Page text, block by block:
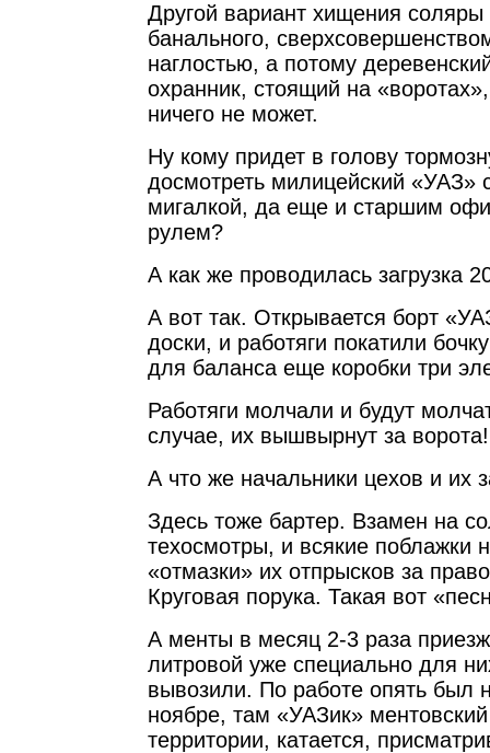
Другой вариант хищения соляры
банального,
наглостью, а потому
охранник, стоящий на
ничего не может.
Ну кому придет в голову
досмотреть милицейский «УАЗ»
мигалкой, да еще и старшим
рулем?
А как же проводилась загрузка
А вот так. Открывается борт
доски, и работяги покатили
для баланса еще коробки три
Работяги молчали и будут
случае, их вышвырнут за ворота!
А что же начальники цехов и их
Здесь тоже бартер. Взамен на
техосмотры, и всякие поблажки
«отмазки» их отпрысков за
Круговая порука. Такая вот
А менты в месяц 2-3 раза
литровой уже специально для
вывозили. По работе опять был
ноябре, там «УАЗик» ментовский
территории, катается,